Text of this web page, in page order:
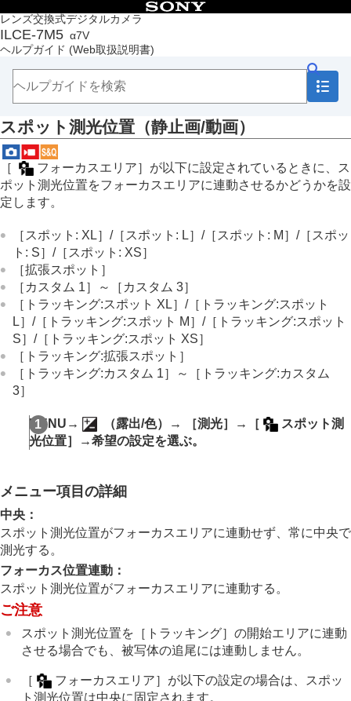
レンズ交換式デジタルカメラ
ILCE-7M5 α7V
ヘルプガイド (Web取扱説明書)
目次
トップページ
ヘルプガイドの使いかた
本体と付属品を確認する
本機の基本操作
準備/基本的な撮影
MENU一覧から機能を探す
撮影機能を活用する
この章の目次
撮影モードを選ぶ
フォーカス（ピント）を合わせる
被写体認識AF
フォーカス機能を使う
露出/測光を調整する
露出補正（静止画/動画）
ヒストグラムについて
露出値ステップ幅（静止画/動画）
露出基準調整（静止画/動画）
Dレンジオプティマイザー （静止画/動画）
スポット測光位置（静止画/動画）
AEロック
ゼブラ表示
ホワイトバランス
画像に効果を加える
ドライブモードを使う（連写/セルフタイマー）
セルフタイマー（動画）
より高画質の静止画を撮影する
画質や記録形式を設定する
シャッターの設定
ズームする
スポット測光位置 （静止画/動画）
［ フォーカスエリア］が以下に設定されているときに、ス
ポット測光位置をフォーカスエリアに連動させるかどうかを設
定します。
［スポット: XL］ /［スポット: L］ /［スポット: M］ /［スポッ
ト: S］ /［スポット: XS］
［拡張スポット］
［カスタム 1］
～
［カスタム 3］
［トラッキング:スポット XL］ /［トラッキング:スポット
L］ /［トラッキング:スポット M］ /［トラッキング:スポット
S］ /［トラッキング:スポット XS］
［トラッキング:拡張スポット］
［トラッキング:カスタム 1］
～
［トラッキング:カスタム
3］
MENU → （露出/色）→ ［測光］ → ［
スポット測
光位置］
→希望の設定を選ぶ。
メニュー項目の詳細
中央 ：
スポット測光位置がフォーカスエリアに連動せず、常に中央で
測光する。
フォーカス位置連動 ：
スポット測光位置がフォーカスエリアに連動する。
ご注意
スポット測光位置を ［トラッキング］の開始エリアに連動
させる場合でも、被写体の追尾には連動しません。
［ フォーカスエリア］ が以下の設定の場合は、スポッ
ト測光位置は中央に固定されます。